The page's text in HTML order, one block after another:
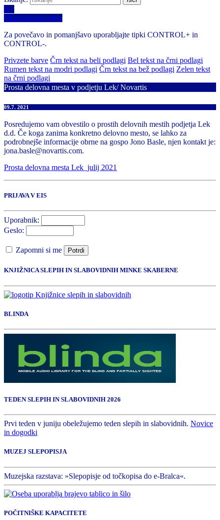
A+
Izberi barvno temo
Za povečavo in pomanjšavo uporabljajte tipki CONTROL+ in
CONTROL-.
Privzete barve Črn tekst na beli podlagi Bel tekst na črni podlagi
Rumen tekst na modri podlagi Črn tekst na bež podlagi Zelen tekst
na črni podlagi
Prosta delovna mesta v podjetju Lek/ Novartis
09.7. 2021
Posredujemo vam obvestilo o prostih delovnih mestih podjetja Lek
d.d. Če koga zanima konkretno delovno mesto, se lahko za
podrobnejše informacije obrne na gospo Jono Basle, njen kontakt je:
jona.basle@novartis.com.
Prosta delovna mesta Lek_julij 2021
PRIJAVA V EIS
Uporabnik:
Geslo:
Zapomni si me Potrdi
KNJIŽNICA SLEPIH IN SLABOVIDNIH MINKE SKABERNE
BLINDA
TEDEN SLEPIH IN SLABOVIDNIH 2026
Prvi teden v juniju obeležujemo teden slepih in slabovidnih. Novice
in dogodki
MUZEJ SLEPOPISJA
Muzejska razstava: »Slepopisje od točkopisa do e-Bralca«.
POČITNIŠKE KAPACITETE